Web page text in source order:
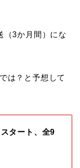
（3か月間）にな
は？と予想して
タート、全9